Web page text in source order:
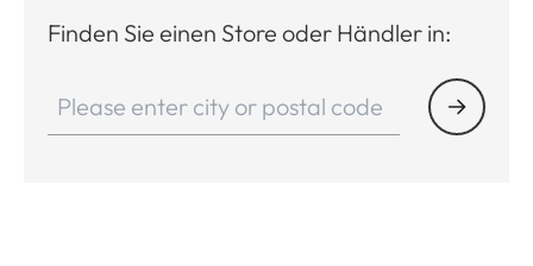
Finden Sie einen Store oder Händler in: